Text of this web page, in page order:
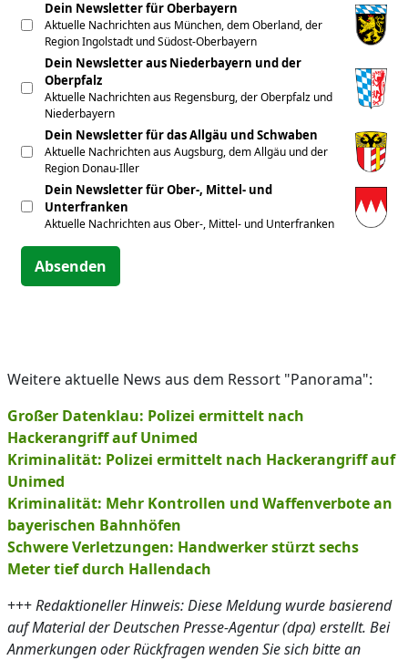
Dein Newsletter für Oberbayern
Aktuelle Nachrichten aus München, dem Oberland, der
Region Ingolstadt und Südost-Oberbayern
Dein Newsletter aus Niederbayern und der
Oberpfalz
Aktuelle Nachrichten aus Regensburg, der Oberpfalz und
Niederbayern
Dein Newsletter für das Allgäu und Schwaben
Aktuelle Nachrichten aus Augsburg, dem Allgäu und der
Region Donau-Iller
Dein Newsletter für Ober-, Mittel- und
Unterfranken
Aktuelle Nachrichten aus Ober-, Mittel- und Unterfranken
Absenden
Weitere aktuelle News aus dem Ressort "Panorama":
Großer Datenklau: Polizei ermittelt nach
Hackerangriff auf Unimed
Kriminalität: Polizei ermittelt nach Hackerangriff auf
Unimed
Kriminalität: Mehr Kontrollen und Waffenverbote an
bayerischen Bahnhöfen
Schwere Verletzungen: Handwerker stürzt sechs
Meter tief durch Hallendach
+++Redaktioneller Hinweis: Diese Meldung wurde basierend
auf Material der Deutschen Presse-Agentur (dpa) erstellt. Bei
Anmerkungen oder Rückfragen wenden Sie sich bitte an